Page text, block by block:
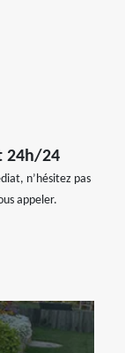
24h/24
n’hésitez pas
appeler.